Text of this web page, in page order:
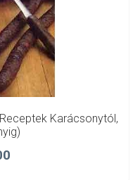
Karácsonytól,